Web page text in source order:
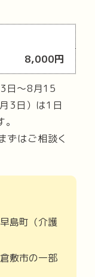
8,000円
日〜8月15
3日）は1日
ずはご相談く
島町（介護
敷市の一部